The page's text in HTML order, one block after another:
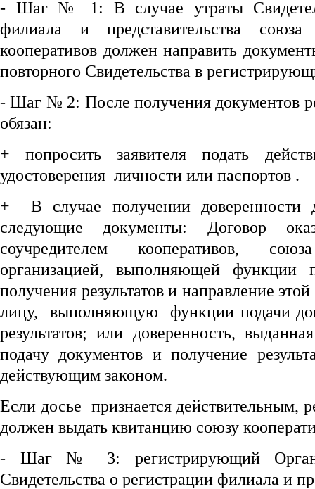
- Шаг № 1: В случае утраты
филиала и представительства союза
кооперативов должен направить
повторного Свидетельства в
- Шаг № 2: После получения документов
обязан:
+ попросить заявителя подать
удостоверения личности или паспортов .
+ В случае получении доверенности
следующие документы: Договор
соучредителем кооперативов,
организацией, выполняющей функции
получения результатов и направление
лицу, выполняющую функции подачи
результатов; или доверенность,
подачу документов и получение
действующим законом.
Если досье признается действительным,
должен выдать квитанцию союзу
- Шаг № 3: регистрирующий Орган
Свидетельства о регистрации филиала и